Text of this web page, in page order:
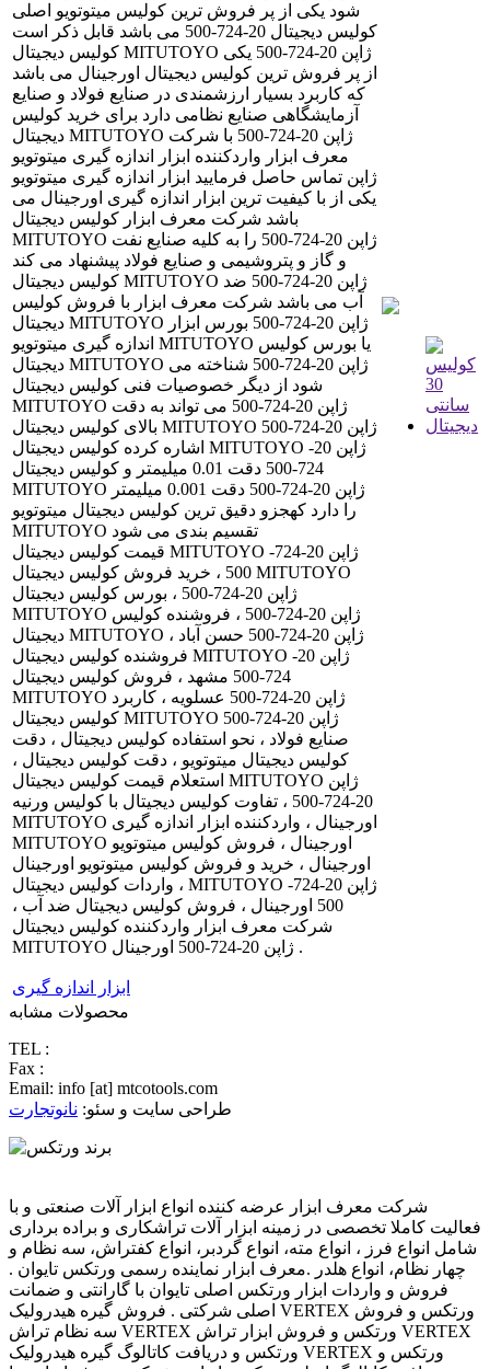
شود یکی از پر فروش ترین کولیس میتوتویو اصلی
کولیس دیجیتال 20-724-500 می باشد قابل ذکر است
کولیس دیجیتال MITUTOYO ژاپن 20-724-500 یکی
از پر فروش ترین کولیس دیجیتال اورجینال می باشد
که کاربرد بسیار ارزشمندی در صنایع فولاد و صنایع
آزمایشگاهی صنایع نظامی دارد برای خرید کولیس
دیجیتال MITUTOYO ژاپن 20-724-500 با شرکت
معرف ابزار واردکننده ابزار اندازه گیری میتوتویو
ژاپن تماس حاصل فرمایید ابزار اندازه گیری میتوتویو
یکی از با کیفیت ترین ابزار اندازه گیری اورجینال می
باشد شرکت معرف ابزار کولیس دیجیتال
MITUTOYO ژاپن 20-724-500 را به کلیه صنایع نفت
و گاز و پتروشیمی و صنایع فولاد پیشنهاد می کند
کولیس دیجیتال MITUTOYO ژاپن 20-724-500 ضد
آب می باشد شرکت معرف ابزار با فروش کولیس
دیجیتال MITUTOYO ژاپن 20-724-500 بورس ابزار
اندازه گیری میتوتویو MITUTOYO یا بورس کولیس
دیجیتال MITUTOYO ژاپن 20-724-500 شناخته می
شود از دیگر خصوصیات فنی کولیس دیجیتال
MITUTOYO ژاپن 20-724-500 می تواند به دقت
بالای کولیس دیجیتال MITUTOYO ژاپن 20-724-500
اشاره کرده کولیس دیجیتال MITUTOYO ژاپن 20-
724-500 دقت 0.01 میلیمتر و کولیس دیجیتال
MITUTOYO ژاپن 20-724-500 دقت 0.001 میلیمتر
را دارد کهجزو دقیق ترین کولیس دیجیتال میتوتویو
MITUTOYO تقسیم بندی می شود
قیمت کولیس دیجیتال MITUTOYO ژاپن 20-724-
500 ، خرید فروش کولیس دیجیتال MITUTOYO
ژاپن 20-724-500 ، بورس کولیس دیجیتال
MITUTOYO ژاپن 20-724-500 ، فروشنده کولیس
دیجیتال MITUTOYO ژاپن 20-724-500 حسن آباد ،
فروشنده کولیس دیجیتال MITUTOYO ژاپن 20-
724-500 مشهد ، فروش کولیس دیجیتال
MITUTOYO ژاپن 20-724-500 عسلویه ، کاربرد
کولیس دیجیتال MITUTOYO ژاپن 20-724-500
صنایع فولاد ، نحو استفاده کولیس دیجیتال ، دقت
کولیس دیجیتال میتوتویو ، دقت کولیس دیجیتال ،
استعلام قیمت کولیس دیجیتال MITUTOYO ژاپن
20-724-500 ، تفاوت کولیس دیجیتال با کولیس ورنیه
MITUTOYO اورجینال ، واردکننده ابزار اندازه گیری
MITUTOYO اورجینال ، فروش کولیس میتوتویو
اورجینال ، خرید و فروش کولیس میتوتویو اورجینال
، واردات کولیس دیجیتال MITUTOYO ژاپن 20-724-
500 اورجینال ، فروش کولیس دیجیتال ضد آب ،
شرکت معرف ابزار واردکننده کولیس دیجیتال
MITUTOYO ژاپن 20-724-500 اورجینال .
ابزار اندازه گیری
محصولات مشابه
TEL :
Fax :
Email: info [at] mtcotools.com
طراحی سایت و سئو: نانوتجارت
شرکت معرف ابزار عرضه کننده انواع ابزار آلات صنعتی و با
فعالیت کاملا تخصصی در زمینه ابزار آلات تراشکاری و براده برداری
شامل انواع فرز ، انواع مته، انواع گردبر، انواع کفتراش، سه نظام و
چهار نظام، انواع هلدر .معرف ابزار نماینده رسمی ورتکس تایوان .
فروش و واردات ابزار ورتکس اصلی تایوان با گارانتی و ضمانت
اصلی شرکتی . فروش گیره هیدرولیک VERTEX ورتکس و فروش
سه نظام تراش VERTEX ورتکس و فروش ابزار تراش VERTEX
ورتکس و دریافت کاتالوگ گیره هیدرولیک VERTEX ورتکس و